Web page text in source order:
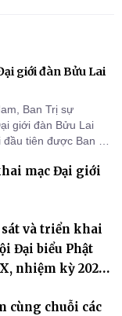
giới đàn Bửu Lai
Ban Trị sự
giới đàn Bửu Lai
tiên được Ban Trị
giới, đào tạo
mạc Đại giới
sát và triển khai
Đại biểu Phật
nhiệm kỳ 2026-
cùng chuỗi các